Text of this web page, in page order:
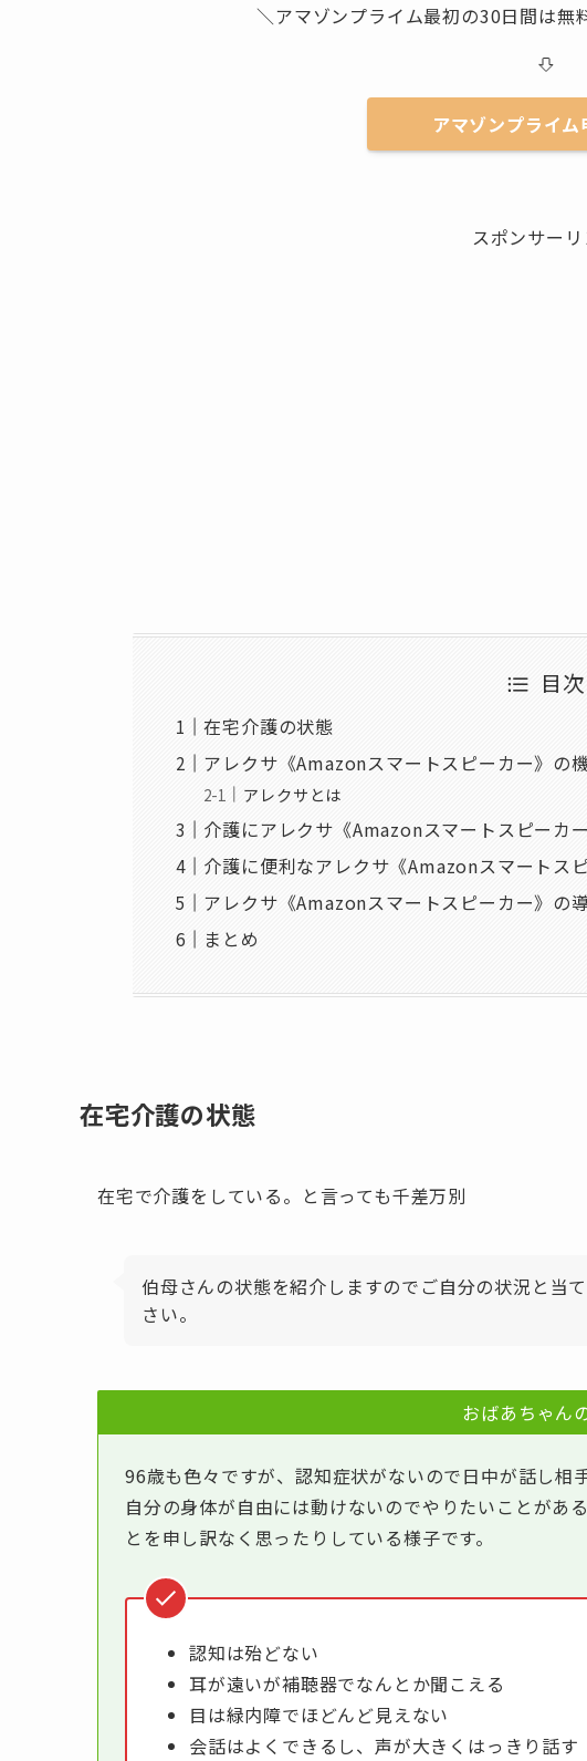
＼アマゾンプライム最初の30日間は無
アマゾンプライム
スポンサーリ
目次
在宅介護の状態
アレクサ《Amazonスマートスピーカー》の
アレクサとは
介護にアレクサ《Amazonスマートスピーカ
介護に便利なアレクサ《Amazonスマートス
アレクサ《Amazonスマートスピーカー》の
まとめ
在宅介護の状態
在宅で介護をしている。と言っても千差万別
伯母さんの状態を紹介しますのでご自分の状況と当
さい。
おばあちゃん
96歳も色々ですが、認知症状がないので日中が話し相
自分の身体が自由には動けないのでやりたいことがあ
とを申し訳なく思ったりしている様子です。
認知は殆どない
耳が遠いが補聴器でなんとか聞こえる
目は緑内障でほどんど見えない
会話はよくできるし、声が大きくはっきり話す